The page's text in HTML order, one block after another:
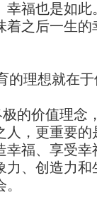
福也是如
着之后一生的
的理想就在
的价值理念
，更重要
福、享受
、创造力